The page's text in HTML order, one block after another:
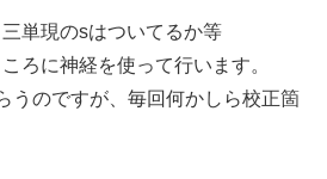
単現のsはついてるか等
ろに神経を使って行います。
うのですが、毎回何かしら校正箇